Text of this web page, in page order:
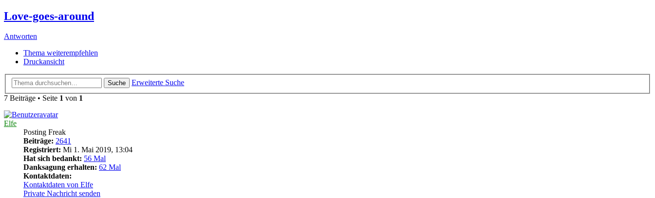
Love-goes-around
Antworten
Thema weiterempfehlen
Druckansicht
Suche
Erweiterte Suche
7 Beiträge • Seite 1 von 1
Elfe
Posting Freak
Beiträge: 2641
Registriert: Mi 1. Mai 2019, 13:04
Hat sich bedankt: 56 Mal
Danksagung erhalten: 62 Mal
Kontaktdaten:
Kontaktdaten von Elfe
Private Nachricht senden